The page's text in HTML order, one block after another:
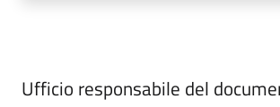
Ufficio responsabile del